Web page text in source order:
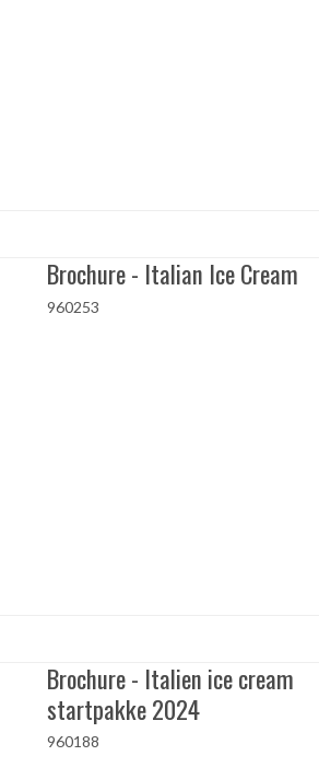
Brochure - Italian Ice Cream
960253
Brochure - Italien ice cream
startpakke 2024
960188